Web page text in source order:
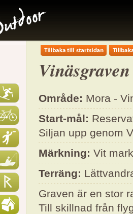
Vinäsgraven
Område: Mora -
Start-mål:
Siljan upp genom
Märkning: Vit
Terräng:
Graven är en stor
Till skillnad från